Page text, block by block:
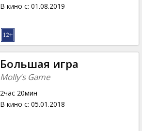
В кино с: 01.08.2019
Большая игра
Molly's Game
2час 20мин
В кино с: 05.01.2018